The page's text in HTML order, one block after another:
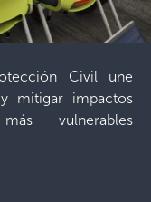
Civil une
mitigar impactos
vulnerables